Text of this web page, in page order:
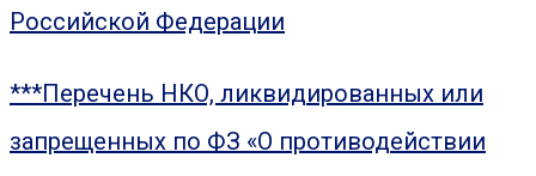
Российской Федерации
***Перечень НКО, ликвидированных или
запрещенных по ФЗ «О противодействии